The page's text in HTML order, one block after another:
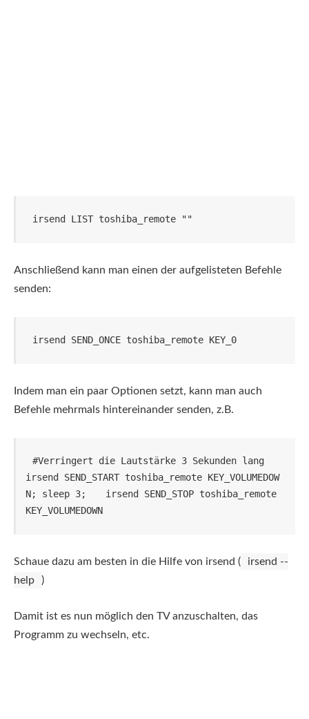
irsend LIST toshiba_remote ""
Anschließend kann man einen der aufgelisteten Befehle
senden:
irsend SEND_ONCE toshiba_remote KEY_0
Indem man ein paar Optionen setzt, kann man auch
Befehle mehrmals hintereinander senden, z.B.
#Verringert die Lautstärke 3 Sekunden lang
irsend SEND_START toshiba_remote KEY_VOLUMEDOW
N; sleep 3;
irsend SEND_STOP toshiba_remote
KEY_VOLUMEDOWN
Schaue dazu am besten in die Hilfe von irsend (
irsend --
help
)
Damit ist es nun möglich den TV anzuschalten, das
Programm zu wechseln, etc.